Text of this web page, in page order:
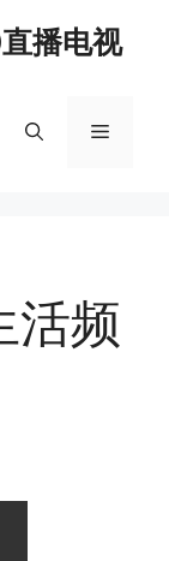
播电视
Menu
活频